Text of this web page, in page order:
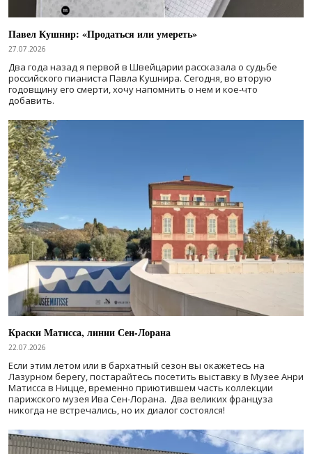
Павел Кушнир: «Продаться или умереть»
27.07.2026
Два года назад я первой в Швейцарии рассказала о судьбе
российского пианиста Павла Кушнира. Сегодня, во вторую
годовщину его смерти, хочу напомнить о нем и кое-что
добавить.
Краски Матисса, линии Сен-Лорана
22.07.2026
Если этим летом или в бархатный сезон вы окажетесь на
Лазурном берегу, постарайтесь посетить выставку в Музее Анри
Матисса в Ницце, временно приютившем часть коллекции
парижского музея Ива Сен-Лорана. Два великих француза
никогда не встречались, но их диалог состоялся!